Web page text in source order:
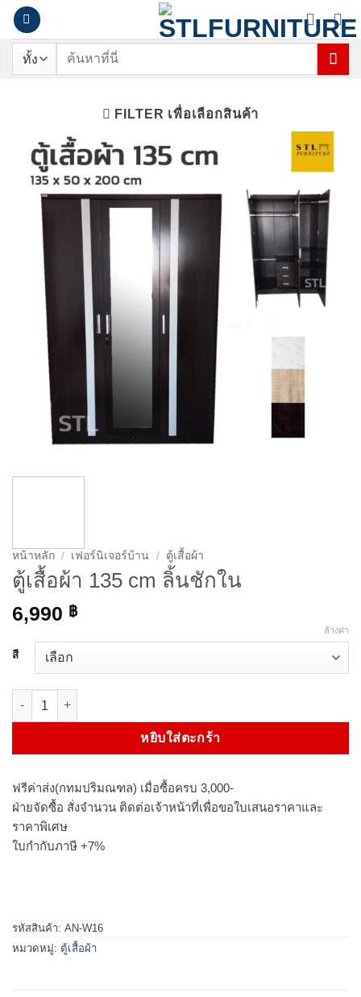
ข้าม
เนื้อหา
ค้นหา:
FILTER เพื่อเลือกสินค้า
หน้าหลัก / เฟอร์นิเจอร์บ้าน / ตู้เสื้อผ้า
ตู้เสื้อผ้า 135 cm ลิ้นชักใน
6,990 ฿
สี
ล้างค่า
หยิบใส่ตะกร้า
ฟรีค่าส่ง(กทมปริมณฑล) เมื่อซื้อครบ 3,000-
ฝ่ายจัดซื้อ สั่งจำนวน ติดต่อเจ้าหน้าที่เพื่อขอใบเสนอราคาและ
ราคาพิเศษ
ใบกำกับภาษี +7%
รหัสสินค้า: AN-W16
หมวดหมู่: ตู้เสื้อผ้า